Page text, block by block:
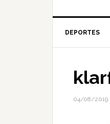
DEPORTES
04/08/2019